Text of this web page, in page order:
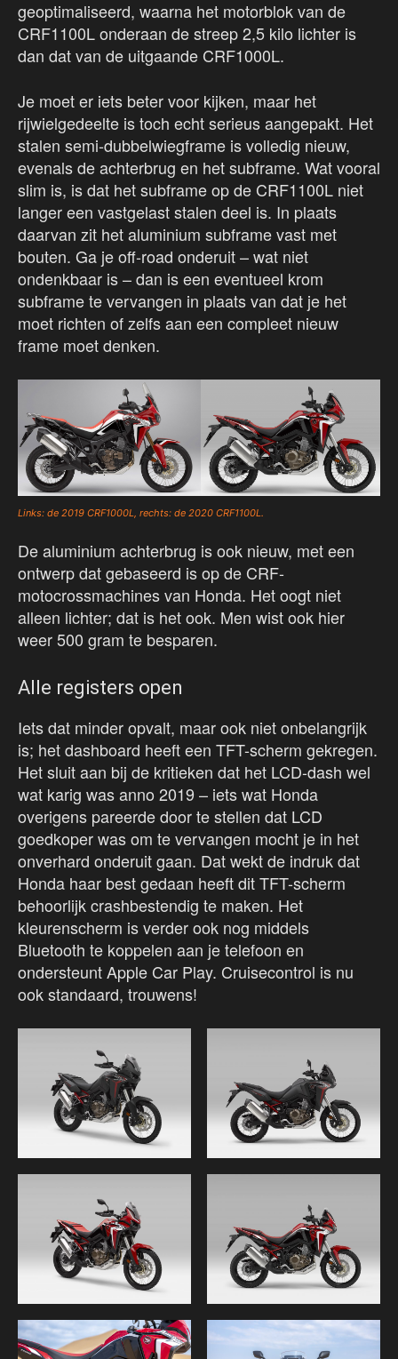
geoptimaliseerd, waarna het motorblok van de
CRF1100L onderaan de streep 2,5 kilo lichter is
dan dat van de uitgaande CRF1000L.
Je moet er iets beter voor kijken, maar het
rijwielgedeelte is toch echt serieus aangepakt. Het
stalen semi-dubbelwiegframe is volledig nieuw,
evenals de achterbrug en het subframe. Wat vooral
slim is, is dat het subframe op de CRF1100L niet
langer een vastgelast stalen deel is. In plaats
daarvan zit het aluminium subframe vast met
bouten. Ga je off-road onderuit – wat niet
ondenkbaar is – dan is een eventueel krom
subframe te vervangen in plaats van dat je het
moet richten of zelfs aan een compleet nieuw
frame moet denken.
Links: de 2019 CRF1000L, rechts: de 2020 CRF1100L.
De aluminium achterbrug is ook nieuw, met een
ontwerp dat gebaseerd is op de CRF-
motocrossmachines van Honda. Het oogt niet
alleen lichter; dat is het ook. Men wist ook hier
weer 500 gram te besparen.
Alle registers open
Iets dat minder opvalt, maar ook niet onbelangrijk
is; het dashboard heeft een TFT-scherm gekregen.
Het sluit aan bij de kritieken dat het LCD-dash wel
wat karig was anno 2019 – iets wat Honda
overigens pareerde door te stellen dat LCD
goedkoper was om te vervangen mocht je in het
onverhard onderuit gaan. Dat wekt de indruk dat
Honda haar best gedaan heeft dit TFT-scherm
behoorlijk crashbestendig te maken. Het
kleurenscherm is verder ook nog middels
Bluetooth te koppelen aan je telefoon en
ondersteunt Apple Car Play. Cruisecontrol is nu
ook standaard, trouwens!